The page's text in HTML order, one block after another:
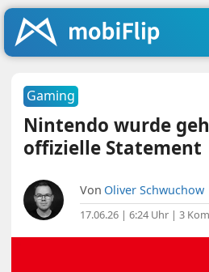
Gaming
Nintendo wurde
offizielle Statement
Von Oliver Schwuchow
17.06.26 | 6:24 Uhr |3